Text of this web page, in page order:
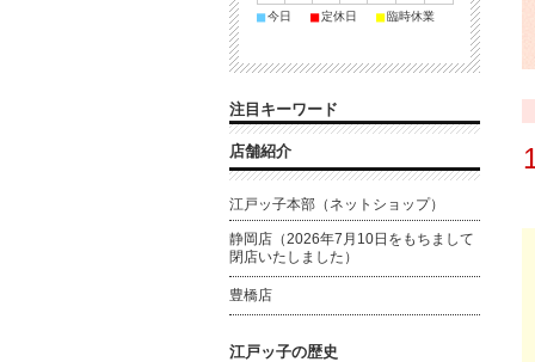
■今日 ■定休日 ■臨時休業
注目キーワード
店舗紹介
江戸ッ子本部（ネットショップ）
静岡店（2026年7月10日をもちまして
閉店いたしました）
豊橋店
江戸ッ子の歴史